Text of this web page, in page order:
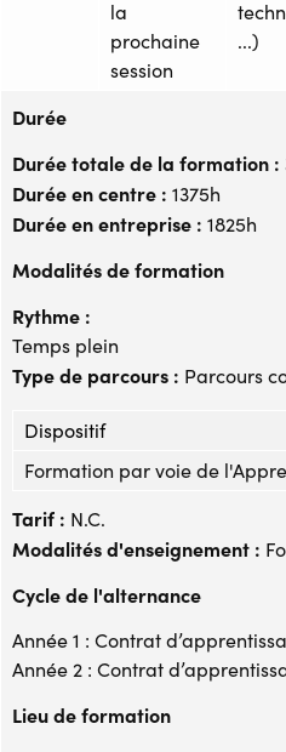
la
prochaine
session
...)
Durée
Durée totale de la formation :
Durée en centre : 1375h
Durée en entreprise : 1825h
Modalités de formation
Rythme :
Temps plein
Type de parcours : Parcours
Dispositif
Formation par voie de
Tarif : N.C.
Modalités d'enseignement :
Cycle de l'alternance
Année 1 : Contrat
Année 2 : Contrat
Lieu de formation